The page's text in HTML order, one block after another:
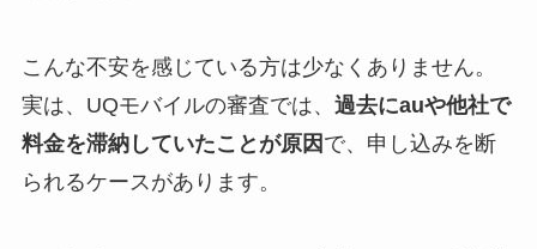
こんな不安を感じている方は少なくありません。
実は、UQモバイルの審査では、 過去にauや他社で
料金を滞納していたことが原因 で、申し込みを断
られるケースがあります。